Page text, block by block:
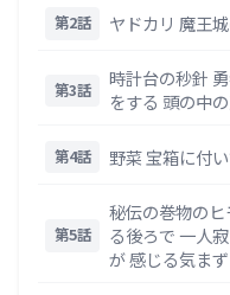
第2話 ヤドカリ 魔王城
第3話
時計台の秒針
をする 頭の中
第4話 野菜 宝箱に付
第5話
秘伝の巻物の
る後ろで 一人
が 感じる気ま